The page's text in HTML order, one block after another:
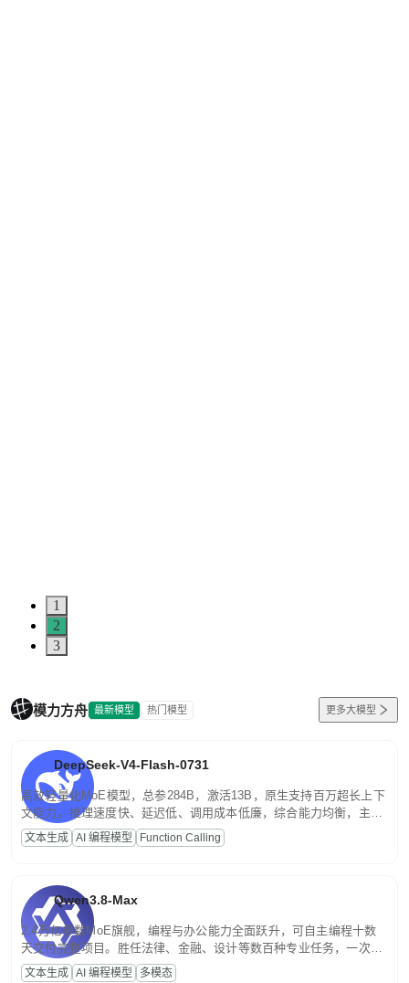
1
2
3
模力方舟 最新模型 热门模型 更多大模型
DeepSeek-V4-Flash-0731
高效轻量化MoE模型，总参284B，激活13B，原生支持百万超长上下
文能力。推理速度快、延迟低、调用成本低廉，综合能力均衡，主打
高并发、轻量化任务，适合日常对话、内容创作、基础 RAG、批量
文案处理等普惠刚需场景。
文本生成 AI 编程模型 Function Calling
Qwen3.8-Max
2.4万亿参数MoE旗舰，编程与办公能力全面跃升，可自主编程十数
天交付完整项目。胜任法律、金融、设计等数百种专业任务，一次对
话端到端交付生产级成果。原生视觉理解贯穿规划、执行与验证全流
文本生成 AI 编程模型 多模态